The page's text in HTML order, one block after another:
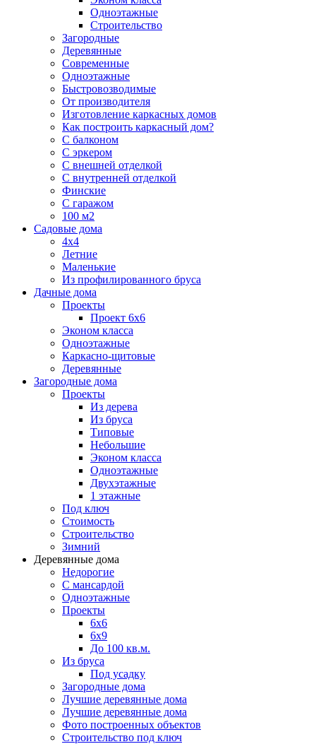
Одноэтажные
Строительство
Загородные
Деревянные
Современные
Одноэтажные
Быстровозводимые
От производителя
Изготовление каркасных домов
Как построить каркасный дом?
С балконом
С эркером
С внешней отделкой
С внутренней отделкой
Финские
С гаражом
100 м2
Садовые дома
4х4
Летние
Маленькие
Из профилированного бруса
Дачные дома
Проекты
Проект 6х6
Эконом класса
Одноэтажные
Каркасно-щитовые
Деревянные
Загородные дома
Проекты
Из дерева
Из бруса
Типовые
Небольшие
Эконом класса
Одноэтажные
Двухэтажные
1 этажные
Под ключ
Стоимость
Строительство
Зимний
Деревянные дома
Недорогие
С мансардой
Одноэтажные
Проекты
6х6
6х9
До 100 кв.м.
Из бруса
Под усадку
Загородные дома
Лучшие деревянные дома
Лучшие деревянные дома
Фото построенных объектов
Строительство под ключ